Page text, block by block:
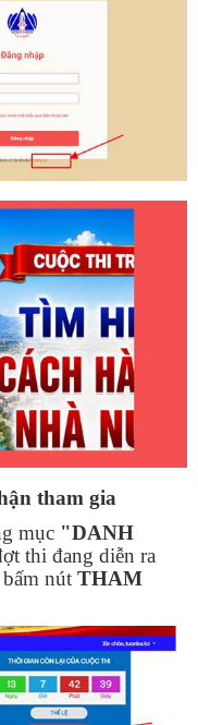
tham gia
mục "DANH
thi đang diễn ra
nút THAM